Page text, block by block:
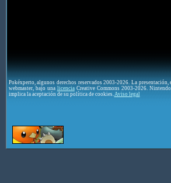
Pokéxperto, algunos derechos reservados 2003-2026. La
webmaster, bajo una licenciaCreative Commons 2003-2026.
implica la aceptación de su política de cookies. Aviso legal